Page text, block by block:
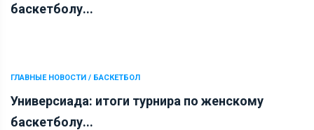
баскетболу...
ГЛАВНЫЕ НОВОСТИ / БАСКЕТБОЛ
Универсиада: итоги турнира по женскому
баскетболу...